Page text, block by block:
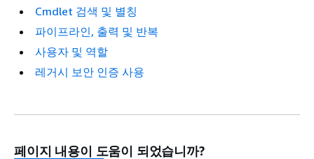
Cmdlet 검색 및 별칭
파이프라인, 출력 및 반복
사용자 및 역할
레거시 보안 인증 사용
페이지 내용이 도움이 되었습니까?